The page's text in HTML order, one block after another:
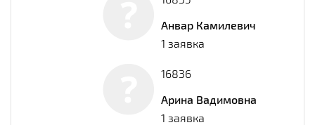
Анвар Камилевич
1 заявка
16836
Арина Вадимовна
1 заявка